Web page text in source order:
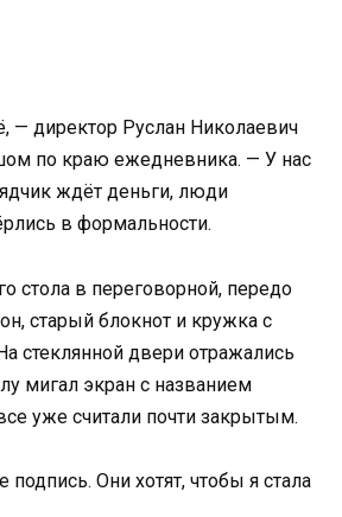
— директор Руслан Николаевич
по краю ежедневника. — У нас
ждёт деньги, люди
в формальности.
стола в переговорной, передо
старый блокнот и кружка с
стеклянной двери отражались
мигал экран с названием
уже считали почти закрытым.
подпись. Они хотят, чтобы я стала